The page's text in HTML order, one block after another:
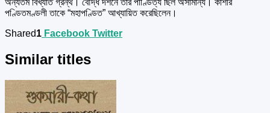
পণ্ডিতমণ্ডলী তাকে “মহাপণ্ডিত” আখ্যায়িত করেছিলেন।
Shared1 Facebook Twitter
Similar titles